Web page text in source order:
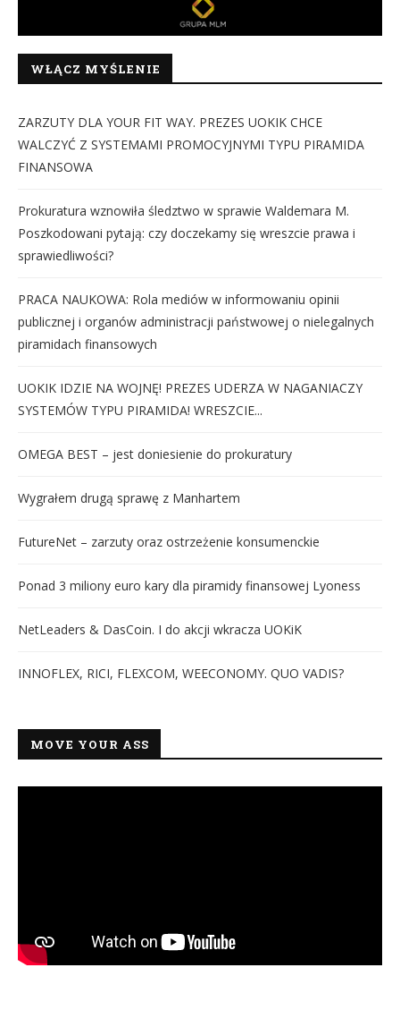
WŁĄCZ MYŚLENIE
ZARZUTY DLA YOUR FIT WAY. PREZES UOKIK CHCE
WALCZYĆ Z SYSTEMAMI PROMOCYJNYMI TYPU PIRAMIDA
FINANSOWA
Prokuratura wznowiła śledztwo w sprawie Waldemara M.
Poszkodowani pytają: czy doczekamy się wreszcie prawa i
sprawiedliwości?
PRACA NAUKOWA: Rola mediów w informowaniu opinii
publicznej i organów administracji państwowej o nielegalnych
piramidach finansowych
UOKIK IDZIE NA WOJNĘ! PREZES UDERZA W NAGANIACZY
SYSTEMÓW TYPU PIRAMIDA! WRESZCIE...
OMEGA BEST – jest doniesienie do prokuratury
Wygrałem drugą sprawę z Manhartem
FutureNet – zarzuty oraz ostrzeżenie konsumenckie
Ponad 3 miliony euro kary dla piramidy finansowej Lyoness
NetLeaders & DasCoin. I do akcji wkracza UOKiK
INNOFLEX, RICI, FLEXCOM, WEECONOMY. QUO VADIS?
MOVE YOUR ASS